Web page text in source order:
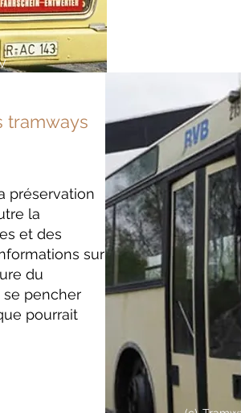
tramways
préservation
la
et des
sur
du
se pencher
pourrait